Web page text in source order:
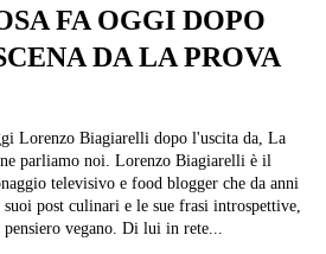
FA OGGI DOPO
DA LA PROVA
Lorenzo Biagiarelli dopo l'uscita da, La
Lorenzo Biagiarelli è il
televisivo e food blogger che da anni
post culinari e le sue frasi introspettive,
soprattutto in merito al suo pensiero vegano. Di lui in rete...